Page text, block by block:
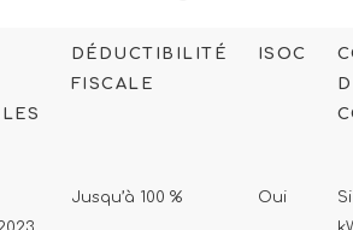
DÉDUCTIBILITÉ
FISCALE
ISOC
Jusqu’à 100 % Oui